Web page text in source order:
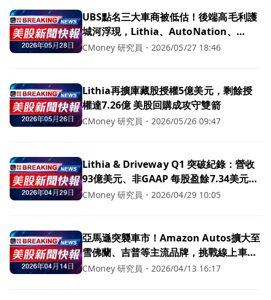
UBS點名三大車商被低估！後端高毛利護
城河浮現，Lithia、AutoNation、
Sonic獲買進評級
CMoney 研究員 ・ 2026/05/27 18:46
Lithia再擴庫藏股授權5億美元，剩餘授
權達7.26億 美股回購成攻守雙箭
CMoney 研究員 ・ 2026/05/26 09:47
Lithia & Driveway Q1 突破紀錄：營收
93億美元、非GAAP 每股盈餘7.34美元強
勢超預期
CMoney 研究員 ・ 2026/04/29 10:05
亞馬遜突襲車市！Amazon Autos擴大至
雪佛蘭、吉普等主流品牌，挑戰線上車商
霸主地位
CMoney 研究員 ・ 2026/04/13 16:17